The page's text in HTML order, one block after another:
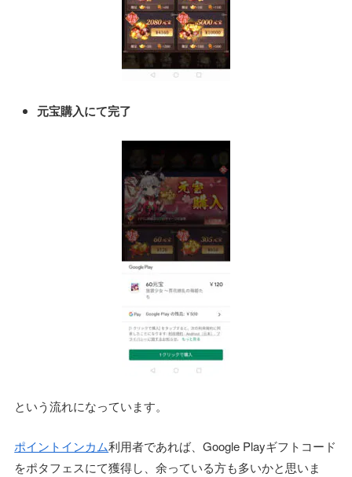
元宝購入にて完了
という流れになっています。
ポイントインカム利用者であれば、Google Playギフトコード
をポタフェスにて獲得し、余っている方も多いかと思いま